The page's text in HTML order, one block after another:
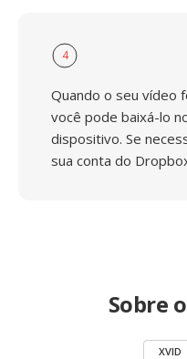
4
Quando o seu vídeo
você pode baixá-lo
dispositivo. Se
sua conta do
Sobre
XVID